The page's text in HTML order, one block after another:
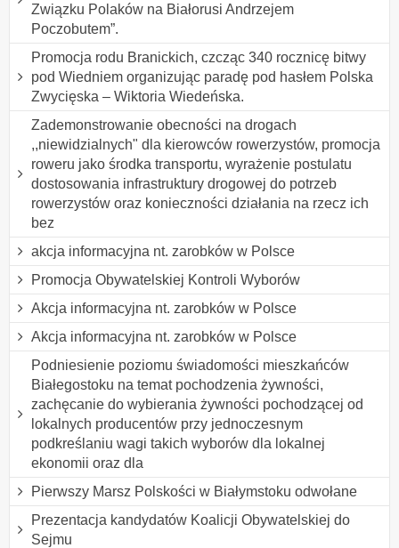
Związku Polaków na Białorusi Andrzejem
Poczobutem”.
Promocja rodu Branickich, czcząc 340 rocznicę bitwy
pod Wiedniem organizując paradę pod hasłem Polska
Zwycięska – Wiktoria Wiedeńska.
Zademonstrowanie obecności na drogach
,,niewidzialnych" dla kierowców rowerzystów, promocja
roweru jako środka transportu, wyrażenie postulatu
dostosowania infrastruktury drogowej do potrzeb
rowerzystów oraz konieczności działania na rzecz ich
bez
akcja informacyjna nt. zarobków w Polsce
Promocja Obywatelskiej Kontroli Wyborów
Akcja informacyjna nt. zarobków w Polsce
Akcja informacyjna nt. zarobków w Polsce
Podniesienie poziomu świadomości mieszkańców
Białegostoku na temat pochodzenia żywności,
zachęcanie do wybierania żywności pochodzącej od
lokalnych producentów przy jednoczesnym
podkreślaniu wagi takich wyborów dla lokalnej
ekonomii oraz dla
Pierwszy Marsz Polskości w Białymstoku odwołane
Prezentacja kandydatów Koalicji Obywatelskiej do
Sejmu